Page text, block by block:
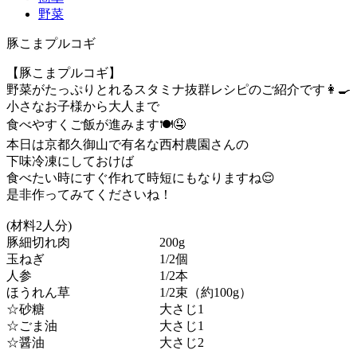
野菜
豚こまプルコギ
【豚こまプルコギ】
野菜がたっぷりとれるスタミナ抜群レシピのご紹介です👩‍🍳
小さなお子様から大人まで
食べやすくご飯が進みます🍽🤤
本日は京都久御山で有名な西村農園さんの
下味冷凍にしておけば
食べたい時にすぐ作れて時短にもなりますね😌
是非作ってみてくださいね！
(材料2人分)
豚細切れ肉 200g
玉ねぎ 1/2個
人参 1/2本
ほうれん草 1/2束（約100g）
☆砂糖 大さじ1
☆ごま油 大さじ1
☆醤油 大さじ2